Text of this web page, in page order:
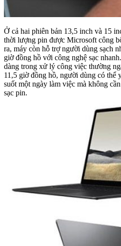
Ở cả hai phiên bản 13,5 inch và 15
thời lượng pin được Microsoft công
ra, máy còn hỗ trợ người dùng sạch
giờ đồng hồ với công nghệ sạc
dàng trong xử lý công việc thường
11,5 giờ đồng hồ, người dùng có thể
suốt một ngày làm việc mà không
sạc pin.